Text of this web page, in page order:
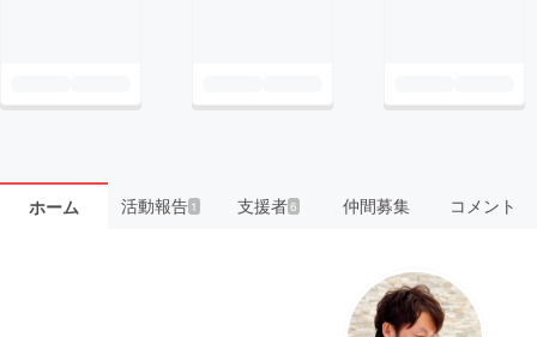
ホーム 活動報告1 支援者6 仲間募集 コメント